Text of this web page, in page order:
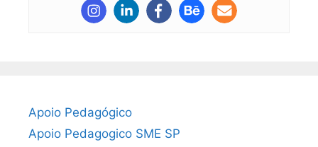
Apoio Pedagógico
Apoio Pedagogico SME SP